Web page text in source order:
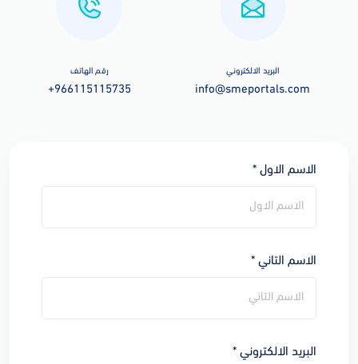
البريد الالكتروني
info@smeportals.com
رقم الهاتف
+966115115735
الاسم الاول *
الاسم التاني *
البريد الالكتروني *